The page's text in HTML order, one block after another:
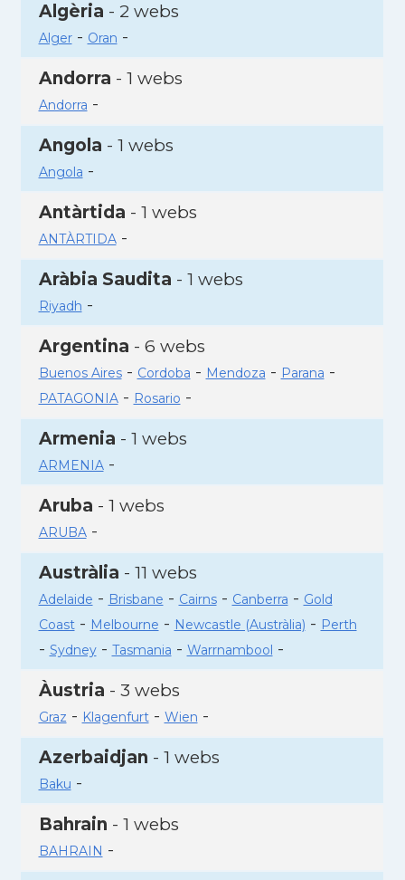
Algèria - 2 webs
Alger- Oran -
Andorra - 1 webs
Andorra -
Angola - 1 webs
Angola -
Antàrtida - 1 webs
ANTÀRTIDA-
Aràbia Saudita - 1 webs
Riyadh -
Argentina - 6 webs
Buenos Aires- Cordoba - Mendoza - Parana -
PATAGONIA- Rosario -
Armenia - 1 webs
ARMENIA-
Aruba - 1 webs
ARUBA-
Austràlia - 11 webs
Adelaide - Brisbane - Cairns- Canberra - Gold
Coast- Melbourne - Newcastle (Austràlia) - Perth
- Sydney- Tasmania - Warrnambool -
Àustria - 3 webs
Graz - Klagenfurt- Wien -
Azerbaidjan - 1 webs
Baku -
Bahrain - 1 webs
BAHRAIN -